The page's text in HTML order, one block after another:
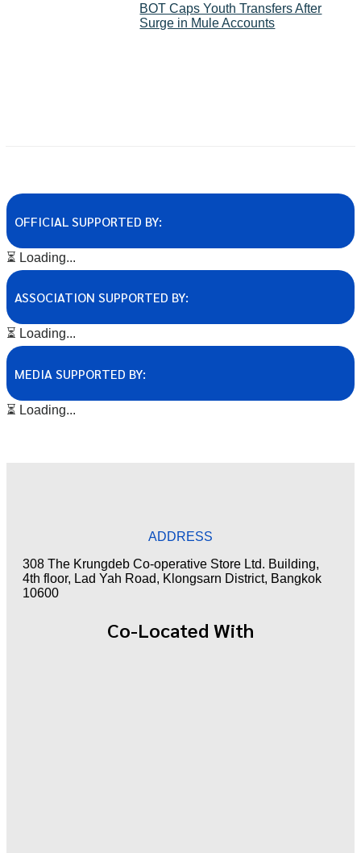
BOT Caps Youth Transfers After
Surge in Mule Accounts
OFFICIAL SUPPORTED BY:
⏳ Loading...
ASSOCIATION SUPPORTED BY:
⏳ Loading...
MEDIA SUPPORTED BY:
⏳ Loading...
ADDRESS
308 The Krungdeb Co-operative Store Ltd. Building,
4th floor, Lad Yah Road, Klongsarn District, Bangkok
10600
Co-Located With